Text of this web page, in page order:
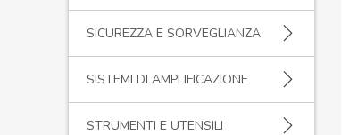
SICUREZZA E SORVEGLIANZA
SISTEMI DI AMPLIFICAZIONE
STRUMENTI E UTENSILI